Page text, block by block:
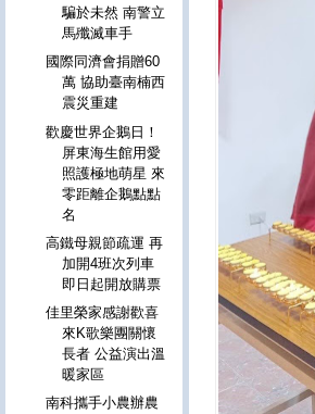
騙於未然 南警立
馬殲滅車手
國際同濟會捐贈60
萬 協助臺南楠西
震災重建
歡慶世界企鵝日！
屏東海生館用愛
照護極地萌星 來
零距離企鵝點點
名
高鐵母親節疏運 再
加開4班次列車
即日起開放購票
佳里榮家感謝歡喜
來K歌樂團關懷
長者 公益演出溫
暖家區
南科攜手小農辦農